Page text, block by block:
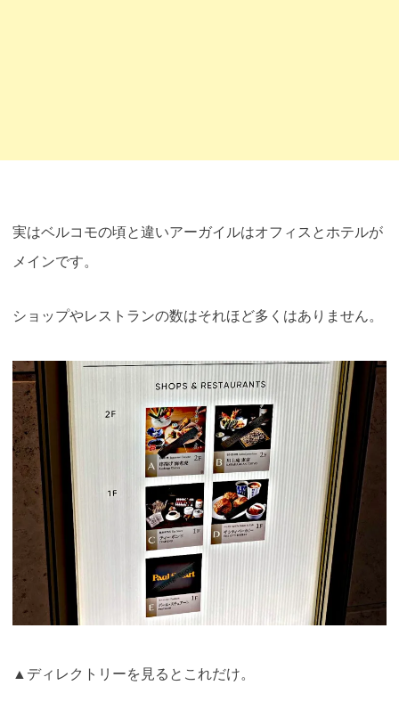
実はベルコモの頃と違いアーガイルはオフィスとホテルが
メインです。
ショップやレストランの数はそれほど多くはありません。
▲ディレクトリーを見るとこれだけ。